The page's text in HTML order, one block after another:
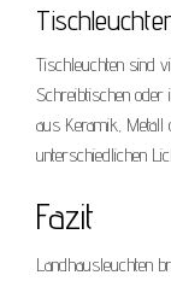
Tischleuchten sind
Schreibtischen oder
aus Keramik, Metall
unterschiedlichen
Fazit
Landhausleuchten